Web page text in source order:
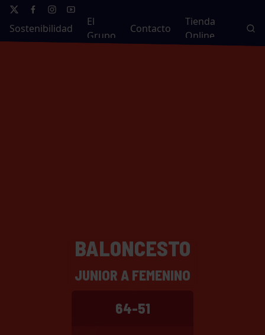
Sostenibilidad
El
Grupo
Contacto
Tienda
Online
BALONCESTO
JUNIOR A FEMENINO
64-51